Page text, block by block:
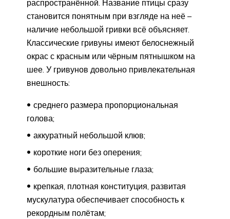
распространённой. Название птицы сразу
становится понятным при взгляде на неё –
наличие небольшой гривки всё объясняет.
Классические гривуны имеют белоснежный
окрас с красным или чёрным пятнышком на
шее. У гривунов довольно привлекательная
внешность:
среднего размера пропорциональная
голова;
аккуратный небольшой клюв;
короткие ноги без оперения;
большие выразительные глаза;
крепкая, плотная конституция, развитая
мускулатура обеспечивает способность к
рекордным полётам;